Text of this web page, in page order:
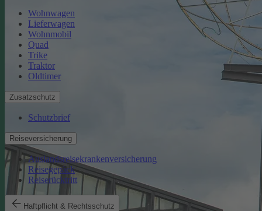
Wohnwagen
Lieferwagen
Wohnmobil
Quad
Trike
Traktor
Oldtimer
Zusatzschutz
Schutzbrief
Reiseversicherung
Auslandsreisekrankenversicherung
Reisegepäck
Reiserücktritt
Haftpflicht & Rechtsschutz